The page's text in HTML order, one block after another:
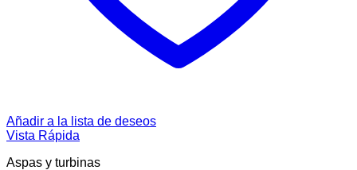
Añadir a la lista de deseos
Vista Rápida
Aspas y turbinas